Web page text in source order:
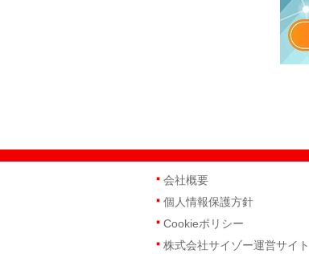
会社概要
個人情報保護方針
Cookieポリシー
株式会社サイゾー運営サイト